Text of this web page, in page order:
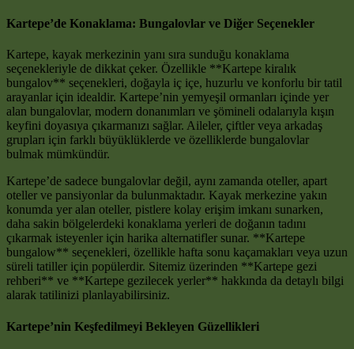
Kartepe’de Konaklama: Bungalovlar ve Diğer Seçenekler
Kartepe, kayak merkezinin yanı sıra sunduğu konaklama
seçenekleriyle de dikkat çeker. Özellikle **Kartepe kiralık
bungalov** seçenekleri, doğayla iç içe, huzurlu ve konforlu bir tatil
arayanlar için idealdir. Kartepe’nin yemyeşil ormanları içinde yer
alan bungalovlar, modern donanımları ve şömineli odalarıyla kışın
keyfini doyasıya çıkarmanızı sağlar. Aileler, çiftler veya arkadaş
grupları için farklı büyüklüklerde ve özelliklerde bungalovlar
bulmak mümkündür.
Kartepe’de sadece bungalovlar değil, aynı zamanda oteller, apart
oteller ve pansiyonlar da bulunmaktadır. Kayak merkezine yakın
konumda yer alan oteller, pistlere kolay erişim imkanı sunarken,
daha sakin bölgelerdeki konaklama yerleri de doğanın tadını
çıkarmak isteyenler için harika alternatifler sunar. **Kartepe
bungalow** seçenekleri, özellikle hafta sonu kaçamakları veya uzun
süreli tatiller için popülerdir. Sitemiz üzerinden **Kartepe gezi
rehberi** ve **Kartepe gezilecek yerler** hakkında da detaylı bilgi
alarak tatilinizi planlayabilirsiniz.
Kartepe’nin Keşfedilmeyi Bekleyen Güzellikleri